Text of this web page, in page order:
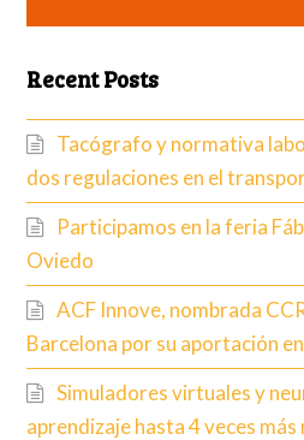
Recent Posts
Tacógrafo y normativa
dos regulaciones en el
Participamos en la feria
Oviedo
ACF Innove, nombrada
Barcelona por su aportación
Simuladores virtuales y
aprendizaje hasta 4 veces más